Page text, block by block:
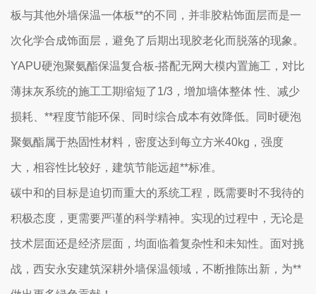
板与其他外墙保温一体板**的不同，并非胶粘饰面层而是一
次化学合成饰面层，避免了后期出现胶老化而脱落的现象。
YAPU硬泡聚氨酯保温复合板-搭配无网大模内置施工，对比
薄抹灰系统的施工工期缩短了1/3，增加墙体整体 性、减少
损耗、**程度节能环保、同时综合成本有效降低。同时硬泡
聚氨酯属于热固性材料，密度达到每立方米40kg，强度
大，相容性比较好，建筑节能远超**标准。
碳中和的目标是迫切而重大的系统工程，既需要时不我待的
积极态度，更需要严谨的科学精神。实现的过程中，无论是
技术层面还是经济层面，均面临着复杂性和未知性。面对挑
战，西安永安建筑深耕外墙保温领域，不断推陈出新，为**